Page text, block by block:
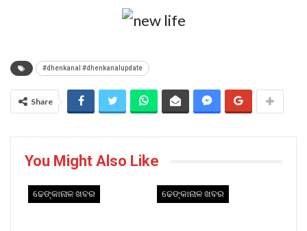
#dhenkanal #dhenkanalupdate
Share
You Might Also Like
ଢେଙ୍କାନାଳ ଖବର ଢେଙ୍କାନାଳ ଖବର